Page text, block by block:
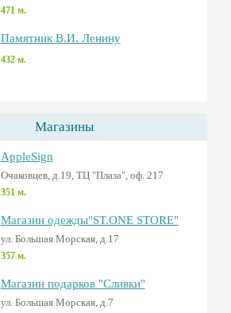
471 м.
Памятник В.И. Ленину
432 м.
Магазины
AppleSign
Очаковцев, д.19, ТЦ "Плаза", оф. 217
351 м.
Магазин одежды"ST.ONE STORE"
ул. Большая Морская, д.17
357 м.
Магазин подарков "Сливки"
ул. Большая Морская, д.7